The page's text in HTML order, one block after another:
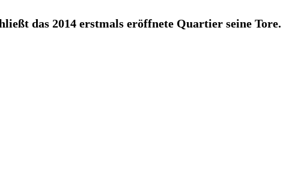
das 2014 erstmals eröffnete Quartier seine Tore.